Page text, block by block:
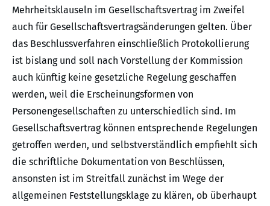
Mehrheitsklauseln im Gesellschaftsvertrag im Zweifel
auch für Gesellschaftsvertragsänderungen gelten. Über
das Beschlussverfahren einschließlich Protokollierung
ist bislang und soll nach Vorstellung der Kommission
auch künftig keine gesetzliche Regelung geschaffen
werden, weil die Erscheinungsformen von
Personengesellschaften zu unterschiedlich sind. Im
Gesellschaftsvertrag können entsprechende Regelungen
getroffen werden, und selbstverständlich empfiehlt sich
die schriftliche Dokumentation von Beschlüssen,
ansonsten ist im Streitfall zunächst im Wege der
allgemeinen Feststellungsklage zu klären, ob überhaupt